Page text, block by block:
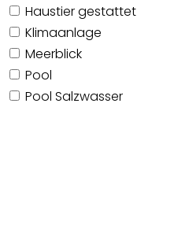
Haustier gestattet
Klimaanlage
Meerblick
Pool
Pool Salzwasser